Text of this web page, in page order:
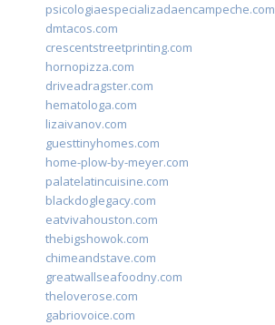
psicologiaespecializadaencampeche.com
dmtacos.com
crescentstreetprinting.com
hornopizza.com
driveadragster.com
hematologa.com
lizaivanov.com
guesttinyhomes.com
home-plow-by-meyer.com
palatelatincuisine.com
blackdoglegacy.com
eatvivahouston.com
thebigshowok.com
chimeandstave.com
greatwallseafoodny.com
theloverose.com
gabriovoice.com